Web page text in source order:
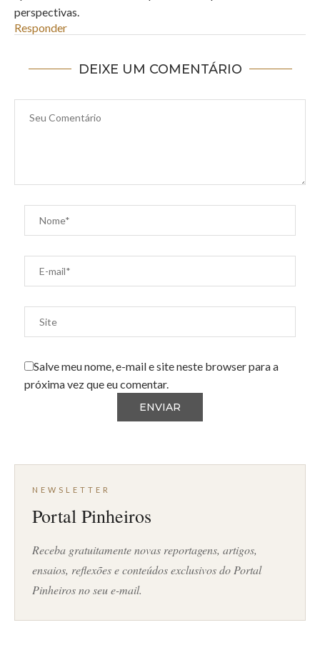
perspectivas.
Responder
DEIXE UM COMENTÁRIO
Salve meu nome, e-mail e site neste browser para a
próxima vez que eu comentar.
NEWSLETTER
Portal Pinheiros
Receba gratuitamente novas reportagens, artigos,
ensaios, reflexões e conteúdos exclusivos do Portal
Pinheiros no seu e-mail.